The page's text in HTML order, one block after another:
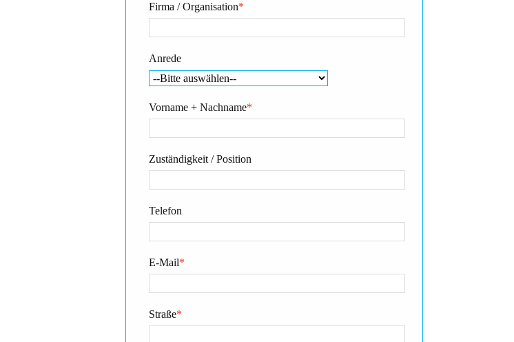
*
Firma / Organisation
Anrede
*
Vorname + Nachname
Zuständigkeit / Position
Telefon
*
E-Mail
*
Straße